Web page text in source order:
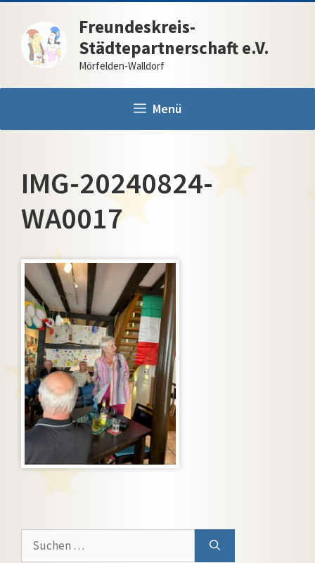
Inhalt
springen
Freundeskreis-
Städtepartnerschaft e.V.
Mörfelden-Walldorf
Menü
IMG-20240824-
WA0017
Suchen
nach: